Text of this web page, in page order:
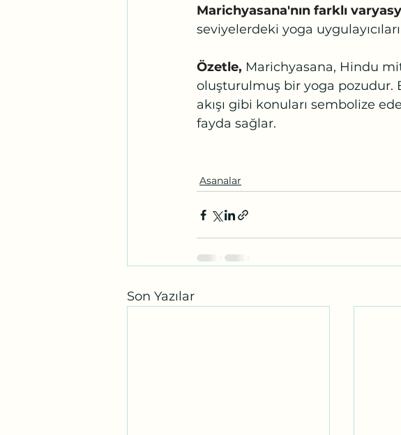
Marichyasana'nın farklı
seviyelerdeki yoga
Özetle, Marichyasana, Hindu
oluşturulmuş bir yoga pozudur.
akışı gibi konuları sembolize
fayda sağlar.
Asanalar
Son Yazılar